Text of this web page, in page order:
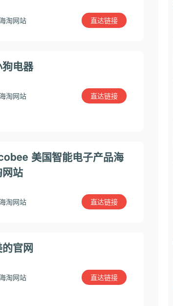
淘网站 直达链接
电器
淘网站 直达链接
美国智能电子产品海
站
淘网站 直达链接
官网
淘网站 直达链接